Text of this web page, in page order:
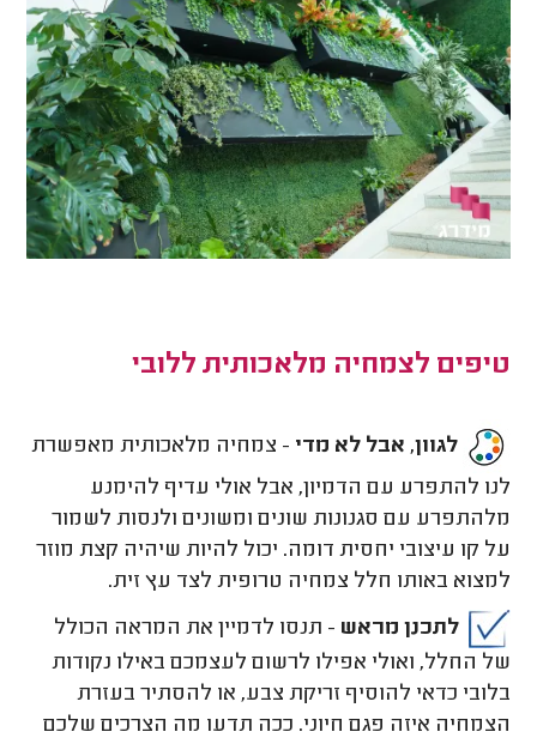
טיפים לצמחיה מלאכותית ללובי
לגוון, אבל לא מדי - צמחיה מלאכותית מאפשרת
לנו להתפרע עם הדמיון, אבל אולי עדיף להימנע
מלהתפרע עם סגנונות שונים ומשונים ולנסות לשמור
על קו עיצובי יחסית דומה. יכול להיות שיהיה קצת מוזר
למצוא באותו חלל צמחיה טרופית לצד עץ זית.
לתכנן מראש - תנסו לדמיין את המראה הכולל
של החלל, ואולי אפילו לרשום לעצמכם באילו נקודות
בלובי כדאי להוסיף זריקת צבע, או להסתיר בעזרת
הצמחיה איזה פגם חיוני. ככה תדעו מה הצרכים שלכם